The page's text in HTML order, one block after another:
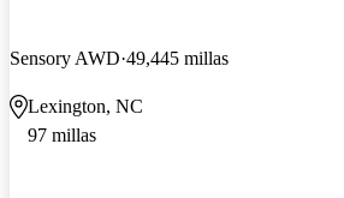
Sensory AWD 49,445 millas
Lexington, NC
97 millas